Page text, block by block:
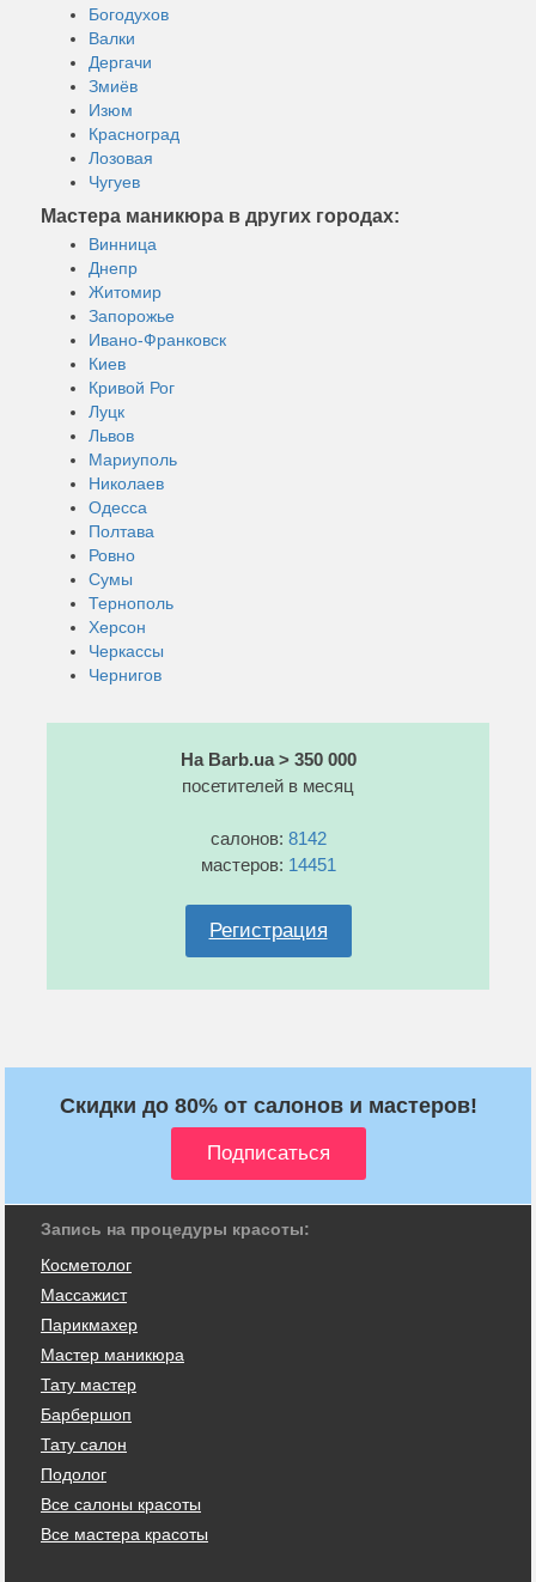
Богодухов
Валки
Дергачи
Змиёв
Изюм
Красноград
Лозовая
Чугуев
Мастера маникюра в других городах:
Винница
Днепр
Житомир
Запорожье
Ивано-Франковск
Киев
Кривой Рог
Луцк
Львов
Мариуполь
Николаев
Одесса
Полтава
Ровно
Сумы
Тернополь
Херсон
Черкассы
Чернигов
На Barb.ua > 350 000
посетителей в месяц
салонов: 8142
мастеров: 14451
Регистрация
Скидки до 80% от салонов и мастеров!
Запись на процедуры красоты:
Косметолог
Массажист
Парикмахер
Мастер маникюра
Тату мастер
Барбершоп
Тату салон
Подолог
Все салоны красоты
Все мастера красоты